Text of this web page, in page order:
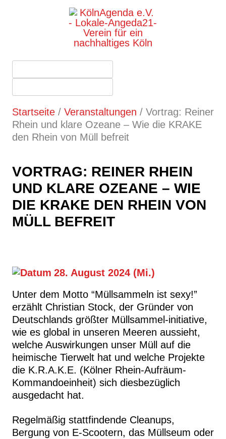
Startseite / Veranstaltungen / Vortrag: Reiner
Rhein und klare Ozeane – Wie die KRAKE
den Rhein von Müll befreit
VORTRAG: REINER RHEIN
UND KLARE OZEANE – WIE
DIE KRAKE DEN RHEIN VON
MÜLL BEFREIT
28. August 2024 (Mi.)
Unter dem Motto “Müllsammeln ist sexy!”
erzählt Christian Stock, der Gründer von
Deutschlands größter Müllsammel-initiative,
wie es global in unseren Meeren aussieht,
welche Auswirkungen unser Müll auf die
heimische Tierwelt hat und welche Projekte
die K.R.A.K.E. (Kölner Rhein-Aufräum-
Kommandoeinheit) sich diesbezüglich
ausgedacht hat.
Regelmäßig stattfindende Cleanups,
Bergung von E-Scootern, das Müllseum oder